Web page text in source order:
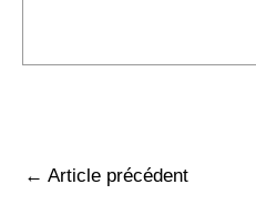
← Article précédent